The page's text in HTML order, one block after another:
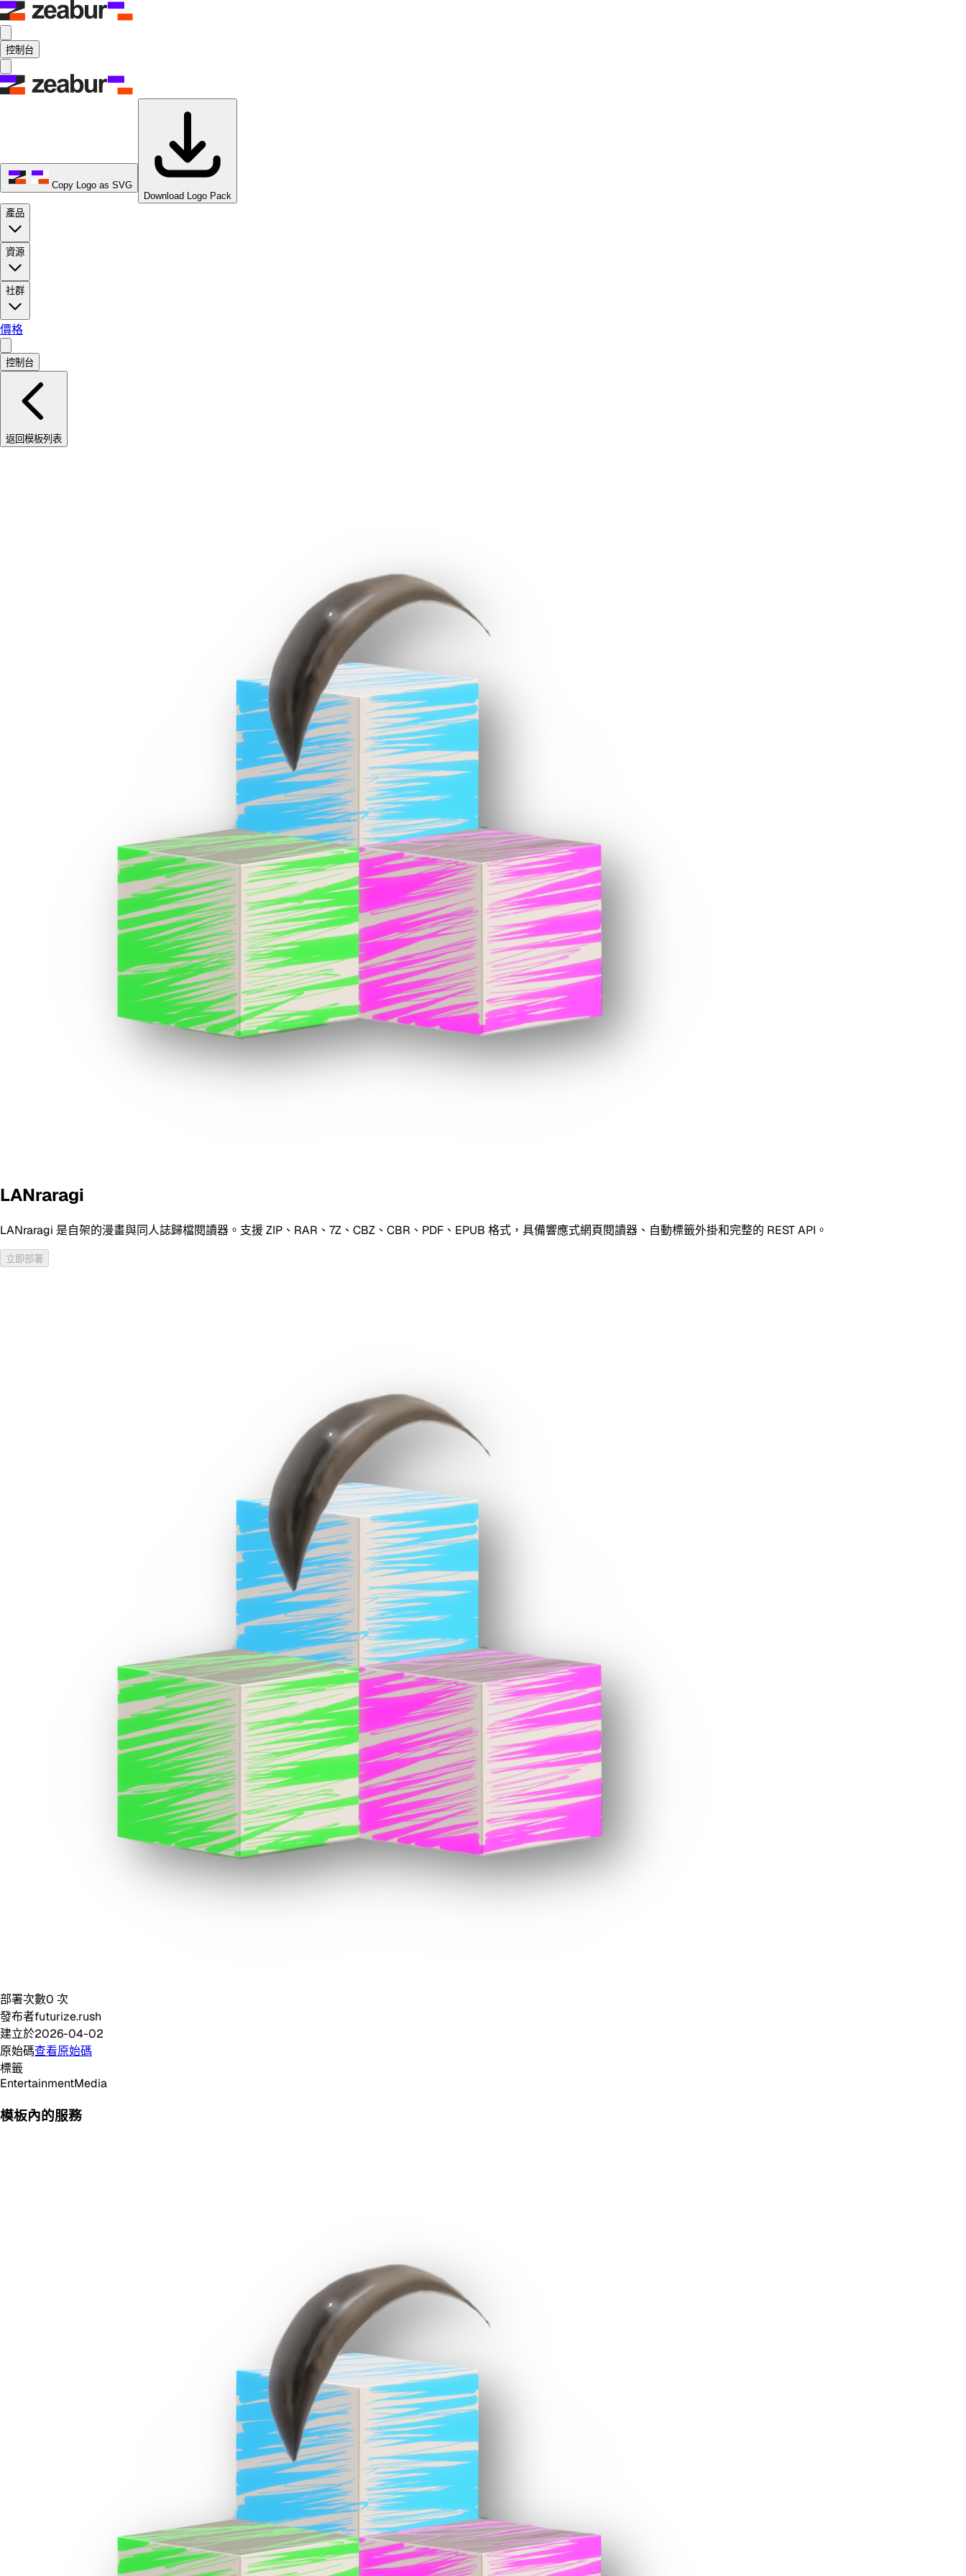
控制台
Copy Logo as SVG
Download Logo Pack
產品
資源
社群
價格
控制台
返回模板列表
LANraragi
LANraragi 是自架的漫畫與同人誌歸檔閱讀器。支援 ZIP、RAR、7Z、CBZ、CBR、PDF、EPUB 格式，具備響應式網頁閱讀器、自動標籤外掛和完整的 REST API。
立即部署
部署次數0 次
發布者futurize.rush
建立於2026-04-02
原始碼查看原始碼
標籤
EntertainmentMedia
模板內的服務